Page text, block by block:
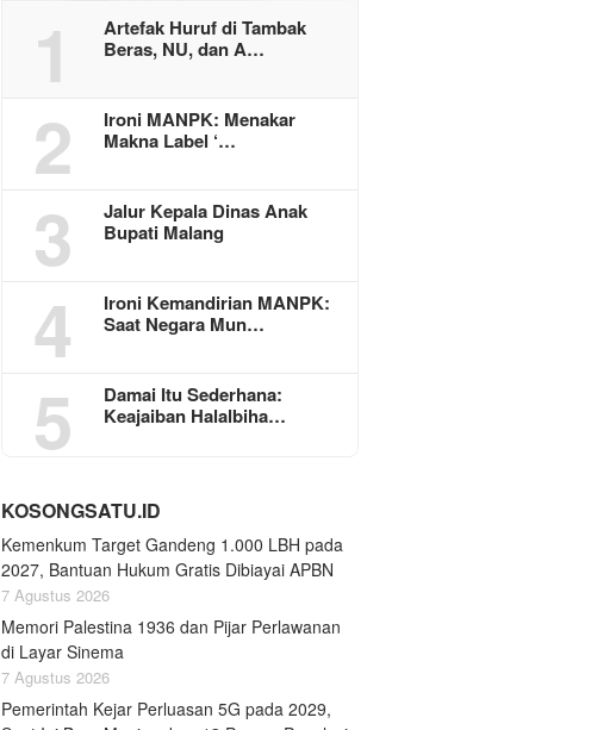
1
Artefak Huruf di Tambak
Beras, NU, dan A…
2
Ironi MANPK: Menakar
Makna Label ‘…
3
Jalur Kepala Dinas Anak
Bupati Malang
4
Ironi Kemandirian MANPK:
Saat Negara Mun…
5
Damai Itu Sederhana:
Keajaiban Halalbiha…
KOSONGSATU.ID
Kemenkum Target Gandeng 1.000 LBH pada
2027, Bantuan Hukum Gratis Dibiayai APBN
7 Agustus 2026
Memori Palestina 1936 dan Pijar Perlawanan
di Layar Sinema
7 Agustus 2026
Pemerintah Kejar Perluasan 5G pada 2029,